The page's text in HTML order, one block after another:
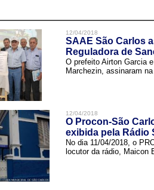
12/04/2018
SAAE São Carlos
Reguladora de
O prefeito Airton Garcia
Marchezin, assinaram
12/04/2018
O Procon-São
exibida pela Rádio
No dia 11/04/2018, o
locutor da rádio, Maicon